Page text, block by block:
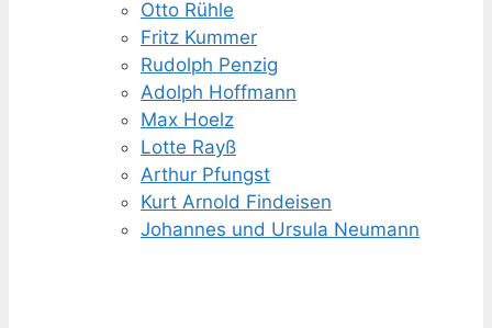
Otto Rühle
Fritz Kummer
Rudolph Penzig
Adolph Hoffmann
Max Hoelz
Lotte Rayß
Arthur Pfungst
Kurt Arnold Findeisen
Johannes und Ursula Neumann